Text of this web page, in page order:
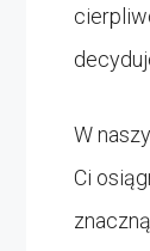
W
Ci